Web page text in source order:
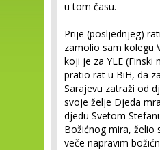
u tom času.
Prije (posljednjeg)
zamolio sam kolegu
koji je za YLE (Finski
pratio rat u BiH, da
Sarajevu zatraži od
svoje želje Djeda
djedu Svetom
Božićnog mira, želio
veče napravim